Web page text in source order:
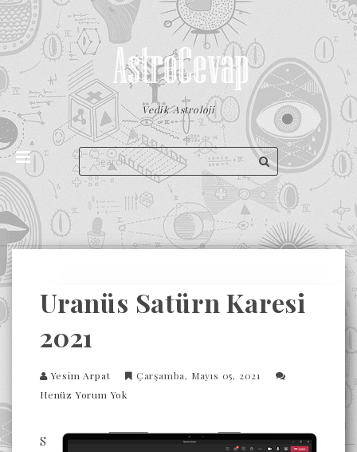
Vedik Astroloji
Uranüs Satürn Karesi
2021
Yesim Arpat
Çarşamba, Mayıs 05, 2021
Henüz Yorum Yok
S